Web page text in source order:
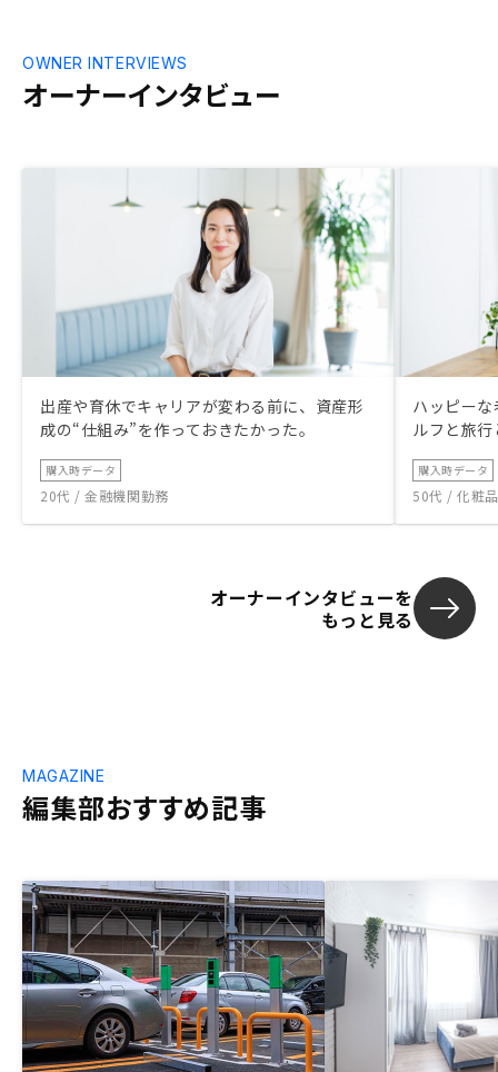
オーナーインタビュー
OWNER INTERVIEWS
出産や育休でキャリアが変わる前に、資産形
成の“仕組み”を作っておきたかった。
購入時データ
20代 / 金融機関勤務
ハッピー
ルフと旅
購入時データ
50代 / 化粧
オーナーインタビューを
もっと見る
編集部おすすめ記事
MAGAZINE